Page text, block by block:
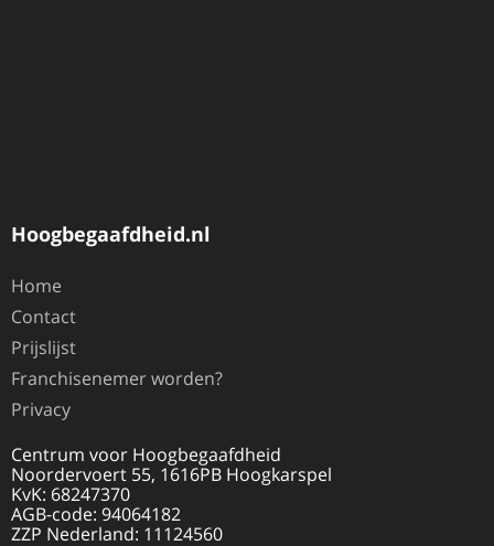
Hoogbegaafdheid.nl
Home
Contact
Prijslijst
Franchisenemer worden?
Privacy
Centrum voor Hoogbegaafdheid
Noordervoert 55, 1616PB Hoogkarspel
KvK: 68247370
AGB-code: 94064182
ZZP Nederland: 11124560